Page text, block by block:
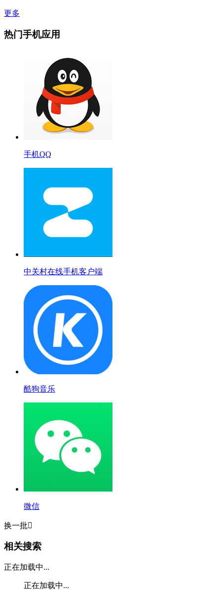
更多
热门手机应用
手机QQ
中关村在线手机客户端
酷狗音乐
微信
换一批
相关搜索
正在加载中...
正在加载中...